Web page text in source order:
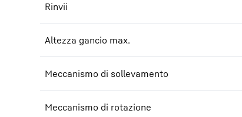
Rinvii
Altezza gancio max.
Meccanismo di sollevamento
Meccanismo di rotazione